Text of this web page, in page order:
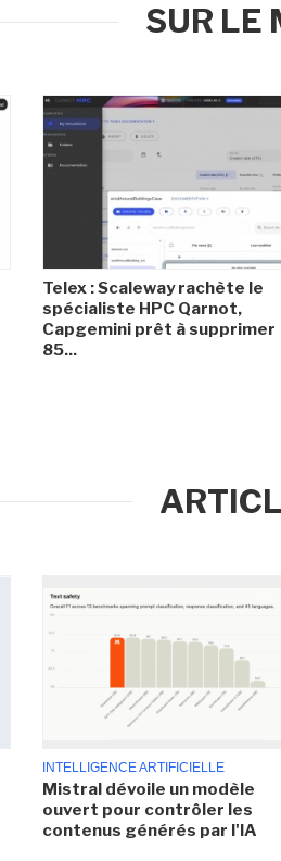
SUR LE
Telex : Scaleway rachète le
spécialiste HPC Qarnot,
Capgemini prêt à supprimer
85...
INTELLIGENCE ARTIFICIELLE
Mistral dévoile un modèle
ouvert pour contrôler les
contenus générés par l'IA